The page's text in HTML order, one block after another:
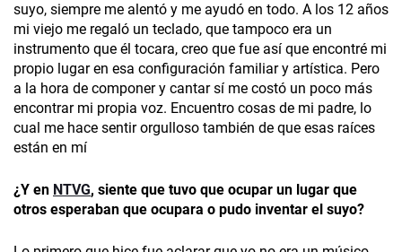
suyo, siempre me alentó y me ayudó en todo. A los 12 años
mi viejo me regaló un teclado, que tampoco era un
instrumento que él tocara, creo que fue así que encontré mi
propio lugar en esa configuración familiar y artística. Pero
a la hora de componer y cantar sí me costó un poco más
encontrar mi propia voz. Encuentro cosas de mi padre, lo
cual me hace sentir orgulloso también de que esas raíces
están en mí
¿Y en NTVG, siente que tuvo que ocupar un lugar que
otros esperaban que ocupara o pudo inventar el suyo?